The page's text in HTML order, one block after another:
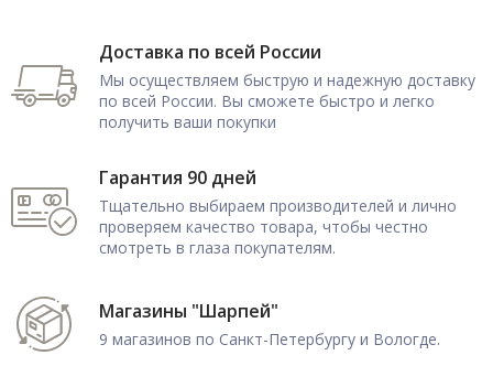
Доставка по всей России
Мы осуществляем быструю и надежную доставку
по всей России. Вы сможете быстро и легко
получить ваши покупки
Гарантия 90 дней
Тщательно выбираем производителей и лично
проверяем качество товара, чтобы честно
смотреть в глаза покупателям.
Магазины "Шарпей"
9 магазинов по Санкт-Петербургу и Вологде.